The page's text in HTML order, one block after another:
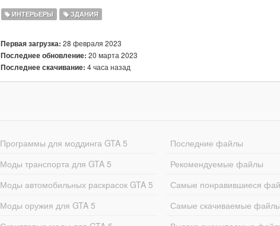
ИНТЕРЬЕРЫ ЗДАНИЯ
Первая загрузка: 28 февраля 2023
Последнее обновление: 20 марта 2023
Последнее скачивание: 4 часа назад
Программы для моддинга GTA 5
Моды транспорта для GTA 5
Моды автомобильных раскрасок GTA 5
Моды оружия для GTA 5
Последние файлы
Рекомендуемые файлы
Самые понравившиеся
Самые скачиваемые файлы